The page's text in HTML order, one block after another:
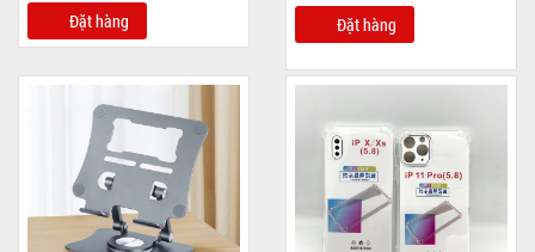
Đặt hàng Đặt hàng